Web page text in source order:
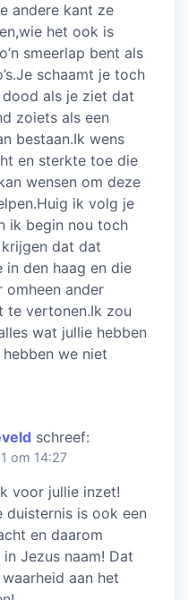
andere kant ze
het ook is
smeerlap bent als
schaamt je toch
als je ziet dat
zoiets als een
bestaan.Ik wens
en sterkte toe die
wensen om deze
ik volg je
ik begin nou toch
dat dat
in den haag en die
omheen ander
te vertonen.Ik zou
wat jullie hebben
we niet
schreef:
om 14:27
voor jullie inzet!
duisternis is ook een
en daarom
Jezus naam! Dat
aan het